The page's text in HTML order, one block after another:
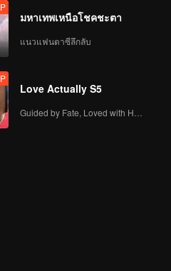
มหาเทพเหนือโชคชะตา
แนวแฟนตาซีลึกลับ
Love Actually S5